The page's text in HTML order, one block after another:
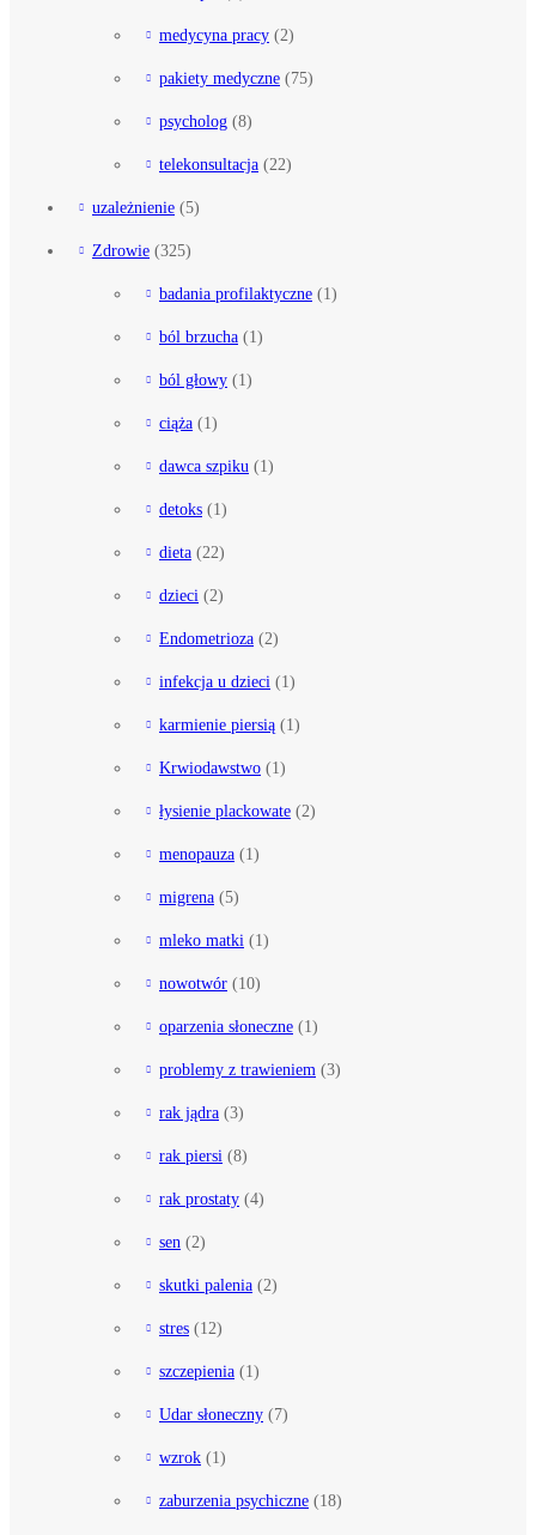
medycyna pracy (2)
pakiety medyczne (75)
psycholog (8)
telekonsultacja (22)
uzależnienie (5)
Zdrowie (325)
badania profilaktyczne (1)
ból brzucha (1)
ból głowy (1)
ciąża (1)
dawca szpiku (1)
detoks (1)
dieta (22)
dzieci (2)
Endometrioza (2)
infekcja u dzieci (1)
karmienie piersią (1)
Krwiodawstwo (1)
łysienie plackowate (2)
menopauza (1)
migrena (5)
mleko matki (1)
nowotwór (10)
oparzenia słoneczne (1)
problemy z trawieniem (3)
rak jądra (3)
rak piersi (8)
rak prostaty (4)
sen (2)
skutki palenia (2)
stres (12)
szczepienia (1)
Udar słoneczny (7)
wzrok (1)
zaburzenia psychiczne (18)